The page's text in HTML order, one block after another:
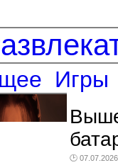
Игры
🕑 07.07.2026